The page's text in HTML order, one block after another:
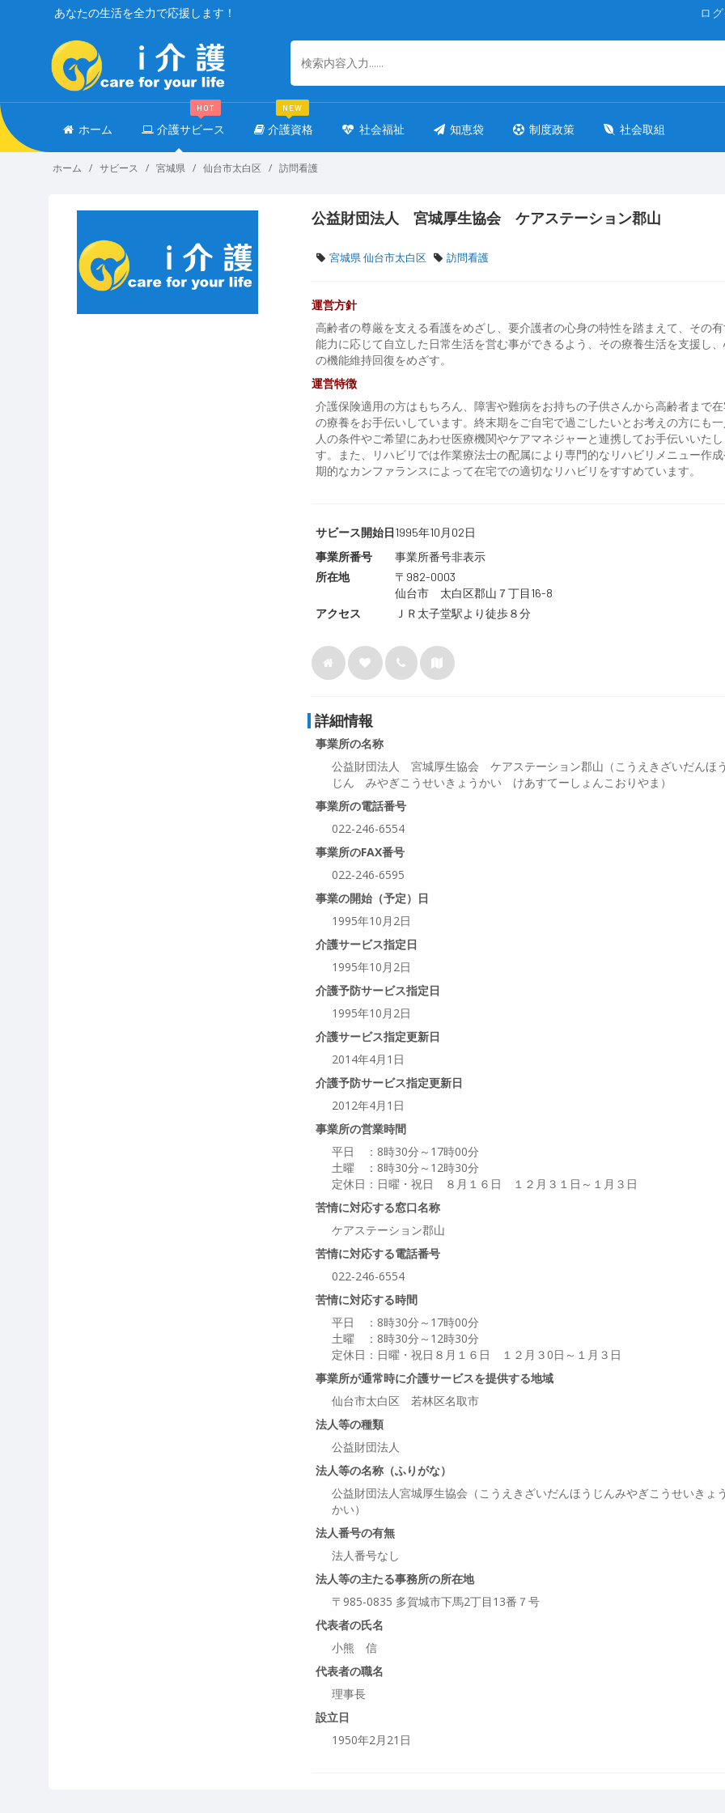
ロ
あなたの生活を全力で応援します！
ホーム 介護サビース
HOT
介護資格
NEW
社会福祉 知恵袋 制度政策 社会取組
ホーム サビース 宮城県 仙台市太白区 訪問看護
公益財団法人 宮城厚生協会 ケアステーション郡山
宮城県 仙台市太白区 訪問看護
運営方針
高齢者の尊厳を支える看護をめざし、要介護者の心身の特性を踏まえて、その
能力に応じて自立した日常生活を営む事ができるよう、その療養生活を支援し
の機能維持回復をめざす。
運営特徴
介護保険適用の方はもちろん、障害や難病をお持ちの子供さんから高齢者まで
の療養をお手伝いしています。終末期をご自宅で過ごしたいとお考えの方にも
人の条件やご希望にあわせ医療機関やケアマネジャーと連携してお手伝いいた
す。また、リハビリでは作業療法士の配属により専門的なリハビリメニュー作
期的なカンファランスによって在宅での適切なリハビリをすすめています。
サビース開始日1995年10月02日
事業所番号
事業所番号非表示
所在地
〒982-0003
仙台市 太白区郡山７丁目16-8
アクセス
ＪＲ太子堂駅より徒歩８分
詳細情報
事業所の名称
公益財団法人 宮城厚生協会 ケアステーション郡山（こうえきざいだんほ
じん みやぎこうせいきょうかい けあすてーしょんこおりやま）
事業所の電話番号
022-246-6554
事業所のFAX番号
022-246-6595
事業の開始（予定）日
1995年10月2日
介護サービス指定日
1995年10月2日
介護予防サービス指定日
1995年10月2日
介護サービス指定更新日
2014年4月1日
介護予防サービス指定更新日
2012年4月1日
事業所の営業時間
平日 ：8時30分～17時00分
土曜 ：8時30分～12時30分
定休日：日曜・祝日 ８月１６日 １２月３１日～１月３日
苦情に対応する窓口名称
ケアステーション郡山
苦情に対応する電話番号
022-246-6554
苦情に対応する時間
平日 ：8時30分～17時00分
土曜 ：8時30分～12時30分
定休日：日曜・祝日８月１６日 １２月３0日～１月３日
事業所が通常時に介護サービスを提供する地域
仙台市太白区 若林区名取市
法人等の種類
公益財団法人
法人等の名称（ふりがな）
公益財団法人宮城厚生協会（こうえきざいだんほうじんみやぎこうせいきょ
かい）
法人番号の有無
法人番号なし
法人等の主たる事務所の所在地
〒985-0835 多賀城市下馬2丁目13番７号
代表者の氏名
小熊 信
代表者の職名
理事長
設立日
1950年2月21日